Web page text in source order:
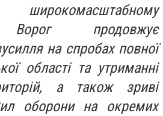
Ворог продовжує
на спробах повної
області та утриманні
а також зриві
оборони на окремих